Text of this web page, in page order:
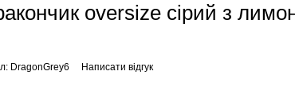
oversize сірий з
DragonGrey6 Написати відгук